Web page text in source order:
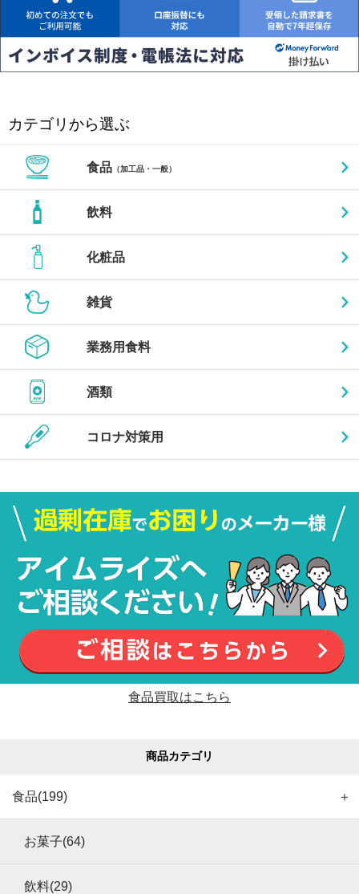
カテゴリから選ぶ
食品（加工品・一般）
飲料
化粧品
雑貨
業務用食料
酒類
コロナ対策用
食品買取はこちら
商品カテゴリ
食品(199) ＋
お菓子(64)
飲料(29)